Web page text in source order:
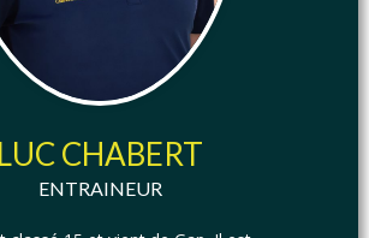
LUC CHABERT
ENTRAINEUR